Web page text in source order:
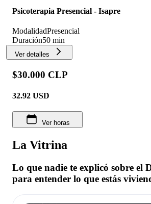
Psicoterapia Presencial - Isapre
ModalidadPresencial
Duración50 min
Ver detalles
$30.000 CLP
32.92 USD
Ver horas
La Vitrina
Lo que nadie te explicó sobre el
para entender lo que estás